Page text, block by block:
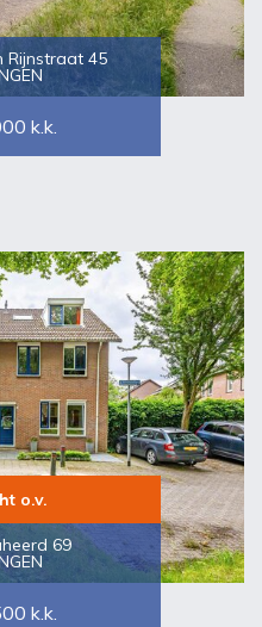
Rijnstraat 45
k.k.
o.v.
69
k.k.